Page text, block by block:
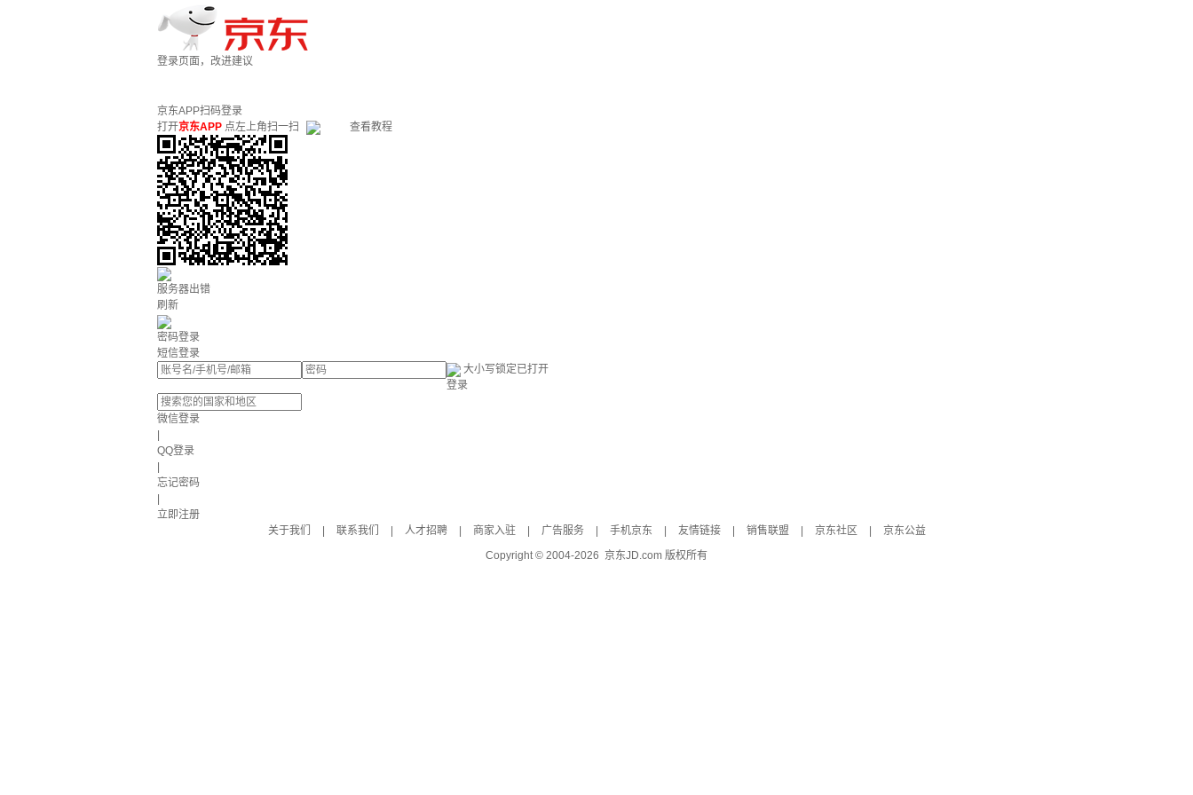
登录页面，改进建议
京东APP扫码登录
打开京东APP 点左上角扫一扫 查看教程
服务器出错
刷新
密码登录
短信登录
大小写锁定已打开
登录
微信登录
QQ登录
忘记密码
立即注册
关于我们
联系我们 人才招聘 商家入驻 广告服务 手机京东 友情链接 销售联盟 京东社区
京东公益
Copyright © 2004-2026 京东JD.com 版权所有